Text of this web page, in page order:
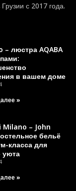
с 2017 года.
– люстра AQABA
в вашем доме
»
Milano – John
бельё
класса для
уюта
»